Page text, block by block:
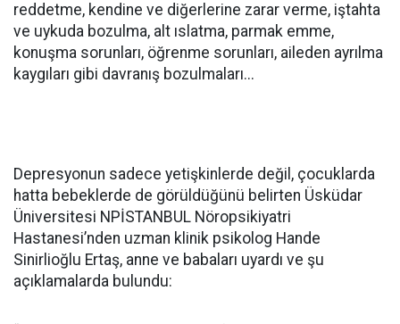
reddetme, kendine ve diğerlerine zarar verme, iştahta
ve uykuda bozulma, alt ıslatma, parmak emme,
konuşma sorunları, öğrenme sorunları, aileden ayrılma
kaygıları gibi davranış bozulmaları...
Depresyonun sadece yetişkinlerde değil, çocuklarda
hatta bebeklerde de görüldüğünü belirten Üsküdar
Üniversitesi NPİSTANBUL Nöropsikiyatri
Hastanesi’nden uzman klinik psikolog Hande
Sinirlioğlu Ertaş, anne ve babaları uyardı ve şu
açıklamalarda bulundu: